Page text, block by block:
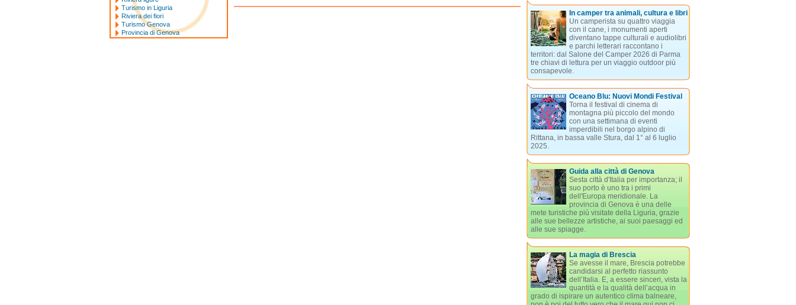
In camper tra animali, cultura e libri
Un camperista su quattro viaggia
con il cane, i monumenti aperti
diventano tappe culturali e audiolibri
e parchi letterari raccontano i
territori: dal Salone del Camper 2026 di Parma
tre chiavi di lettura per un viaggio outdoor più
consapevole.
Oceano Blu: Nuovi Mondi Festival
Torna il festival di cinema di
montagna più piccolo del mondo
con una settimana di eventi
imperdibili nel borgo alpino di
Rittana, in bassa valle Stura, dal 1° al 6 luglio
2025.
Guida alla città di Genova
Sesta città d'Italia per importanza; il
suo porto è uno tra i primi
dell'Europa meridionale. La
provincia di Genova è una delle
mete turistiche più visitate della Liguria, grazie
alle sue bellezze artistiche, ai suoi paesaggi ed
alle sue spiagge.
La magia di Brescia
Se avesse il mare, Brescia potrebbe
candidarsi al perfetto riassunto
dell’Italia. E, a essere sinceri, vista la
quantità e la qualità dell’acqua in
grado di ispirare un autentico clima balneare,
Turismo in Liguria
Riviera dei fiori
Turismo Genova
Provincia di Genova